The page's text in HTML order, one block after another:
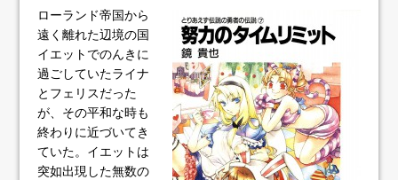
ローランド帝国から
遠く離れた辺境の国
イエットでのんきに
過ごしていたライナ
とフェリスだった
が、その平和な時も
終わりに近づいてき
ていた。イエットは
突如出現した無数の